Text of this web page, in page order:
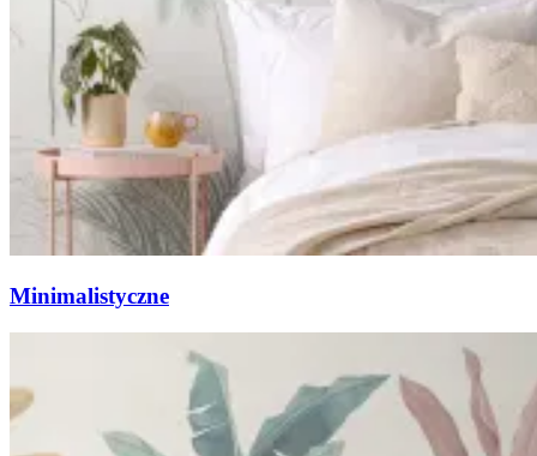
Minimalistyczne